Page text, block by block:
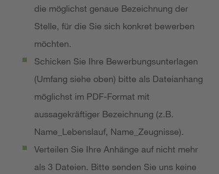
die möglichst genaue Bezeichnung der
Stelle, für die Sie sich konkret bewerben
möchten.
Schicken Sie Ihre Bewerbungsunterlagen
(Umfang siehe oben) bitte als Dateianhang
möglichst im PDF-Format mit
aussagekräftiger Bezeichnung (z.B.
Name_Lebenslauf, Name_Zeugnisse).
Verteilen Sie Ihre Anhänge auf nicht mehr
als 3 Dateien. Bitte senden Sie uns keine